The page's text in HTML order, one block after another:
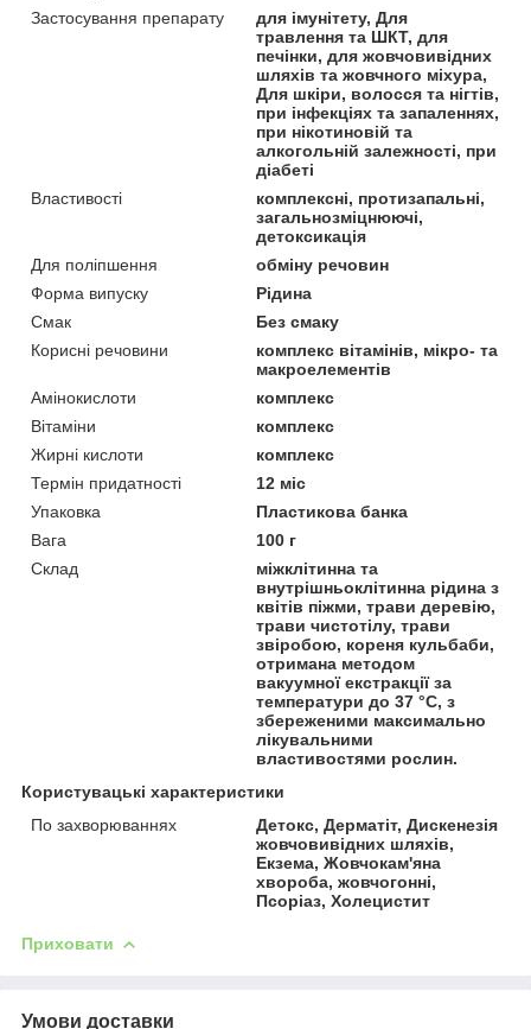
Застосування препарату
для імунітету, Для
травлення та ШКТ, для
печінки, для жовчовивідних
шляхів та жовчного міхура,
Для шкіри, волосся та нігтів,
при інфекціях та запаленнях,
при нікотиновій та
алкогольній залежності, при
діабеті
Властивості
комплексні, протизапальні,
загальнозміцнюючі,
детоксикація
Для поліпшення
обміну речовин
Форма випуску
Рідина
Смак
Без смаку
Корисні речовини
комплекс вітамінів, мікро- та
макроелементів
Амінокислоти
комплекс
Вітаміни
комплекс
Жирні кислоти
комплекс
Термін придатності
12 міс
Упаковка
Пластикова банка
Вага
100 г
Склад
міжклітинна та
внутрішньоклітинна рідина з
квітів піжми, трави деревію,
трави чистотілу, трави
звіробою, кореня кульбаби,
отримана методом
вакуумної екстракції за
температури до 37 °C, з
збереженими максимально
лікувальними
властивостями рослин.
Користувацькi характеристики
По захворюваннях
Детокс, Дерматіт, Дискенезія
жовчовивідних шляхів,
Екзема, Жовчокам'яна
хвороба, жовчогонні,
Псоріаз, Холецистит
Приховати
Умови доставки